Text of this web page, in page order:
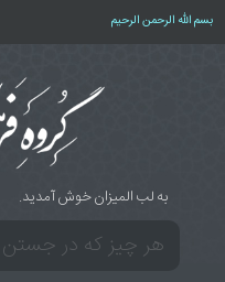
بسم الله الرحمن الرحیم
به لب المیزان خوش آمدید.